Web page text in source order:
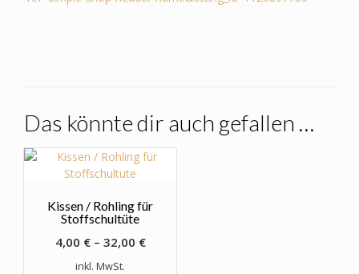
Das könnte dir auch gefallen …
Kissen / Rohling für
Stoffschultüte
4,00 €– 32,00 €
inkl. MwSt.